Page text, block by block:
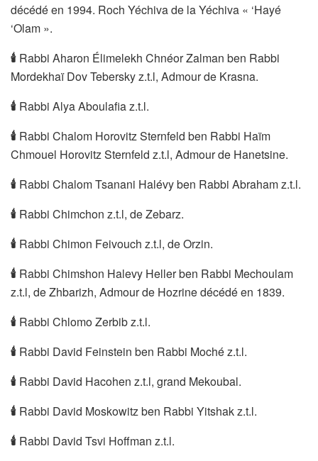
décédé en 1994. Roch Yéchiva de la Yéchiva « ‘Hayé
‘Olam ».
🕯 Rabbi Aharon Élimelekh Chnéor Zalman ben Rabbi
Mordekhaï Dov Tebersky z.t.l, Admour de Krasna.
🕯 Rabbi Alya Aboulafia z.t.l.
🕯 Rabbi Chalom Horovitz Sternfeld ben Rabbi Haïm
Chmouel Horovitz Sternfeld z.t.l, Admour de Hanetsine.
🕯 Rabbi Chalom Tsanani Halévy ben Rabbi Abraham z.t.l.
🕯 Rabbi Chimchon z.t.l, de Zebarz.
🕯 Rabbi Chimon Feivouch z.t.l, de Orzin.
🕯 Rabbi Chimshon Halevy Heller ben Rabbi Mechoulam
z.t.l, de Zhbarizh, Admour de Hozrine décédé en 1839.
🕯 Rabbi Chlomo Zerbib z.t.l.
🕯 Rabbi David Feinstein ben Rabbi Moché z.t.l.
🕯 Rabbi David Hacohen z.t.l, grand Mekoubal.
🕯 Rabbi David Moskowitz ben Rabbi Yitshak z.t.l.
🕯 Rabbi David Tsvi Hoffman z.t.l.